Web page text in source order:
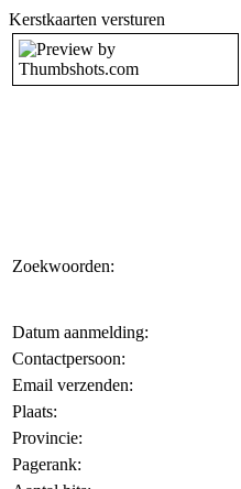
Kerstkaarten versturen
Zoekwoorden:
Datum aanmelding:
Contactpersoon:
Email verzenden:
Plaats:
Provincie:
Pagerank: